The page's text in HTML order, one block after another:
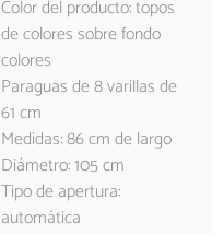
Color del producto: topos
de colores sobre fondo
colores
Paraguas de 8 varillas de
61 cm
Medidas: 86 cm de largo
Diámetro: 105 cm
Tipo de apertura:
automática